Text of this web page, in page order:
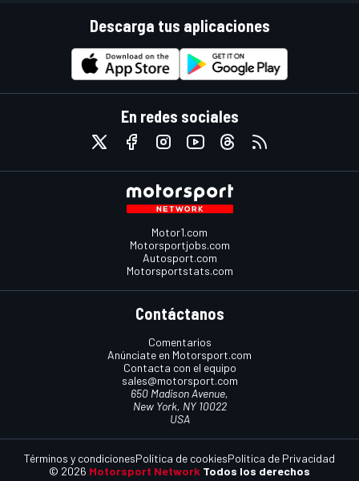
Descarga tus aplicaciones
En redes sociales
Motor1.com
Motorsportjobs.com
Autosport.com
Motorsportstats.com
Contáctanos
Comentarios
Anúnciate en Motorsport.com
Contacta con el equipo
sales@motorsport.com
650 Madison Avenue,
New York, NY 10022
USA
© 2026 Motorsport Network Todos los derechos
Términos y condicionesPolítica de cookiesPolítica de Privacidad